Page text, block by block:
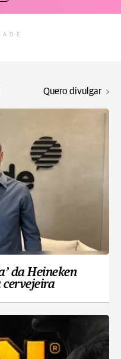
Quero divulgar
da Heineken
cervejeira